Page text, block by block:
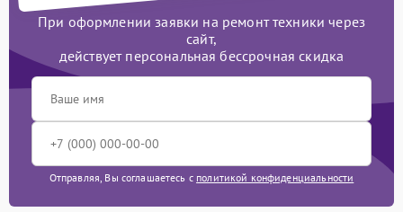
При оформлении заявки на ремонт техники через
сайт,
действует персональная бессрочная скидка
Отправляя, Вы соглашаетесь с политикой конфиденциальности